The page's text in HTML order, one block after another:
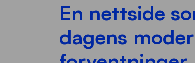
En nettside
dagens